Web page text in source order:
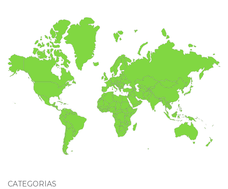
CATEGORÍAS